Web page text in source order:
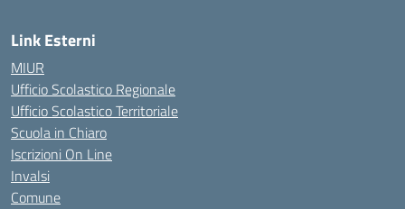
Link Esterni
MIUR
Ufficio Scolastico Regionale
Ufficio Scolastico Territoriale
Scuola in Chiaro
Iscrizioni On Line
Invalsi
Comune